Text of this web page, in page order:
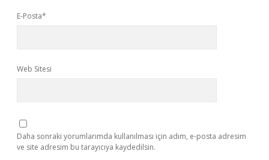
E-Posta*
Web Sitesi
Daha sonraki yorumlarımda kullanılması için adım, e-posta adresim
ve site adresim bu tarayıcıya kaydedilsin.